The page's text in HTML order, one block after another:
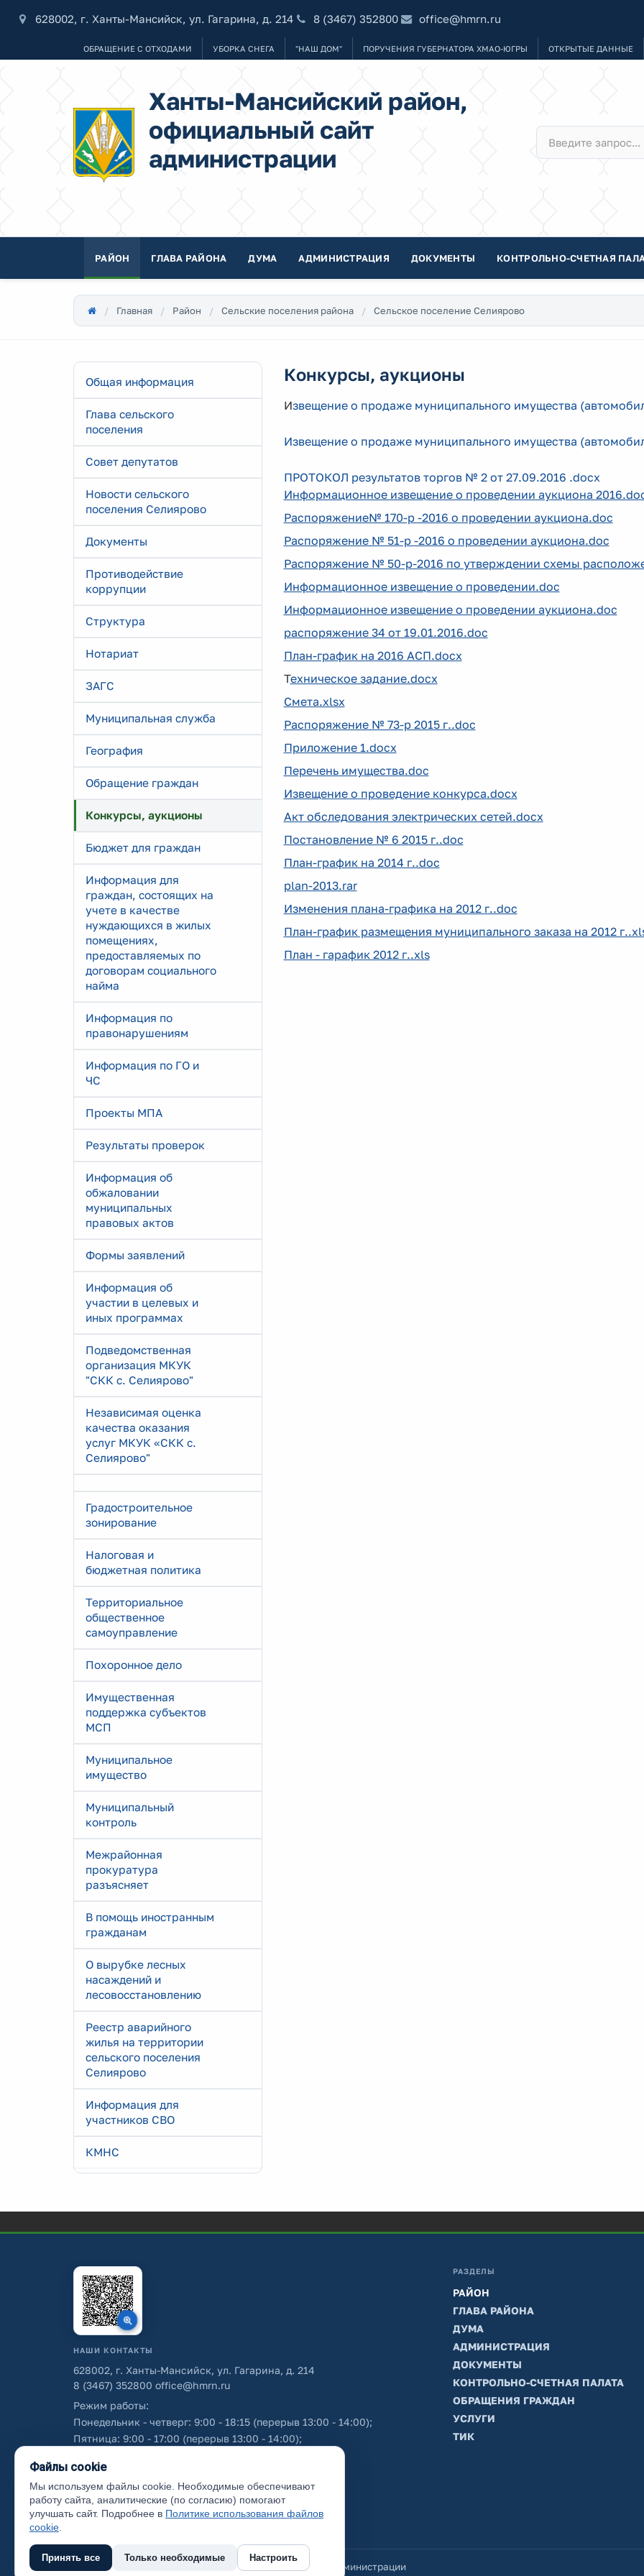
628002, г. Ханты-Мансийск, ул. Гагарина, д. 214 8 (3467) 352800 office@hmrn.ru
ОБРАЩЕНИЕ С ОТХОДАМИ УБОРКА СНЕГА "НАШ ДОМ" ПОРУЧЕНИЯ ГУБЕРНАТОРА ХМАО-ЮГРЫ ОТКРЫТЫЕ ДАННЫЕ
Ханты-Мансийский район,
официальный сайт
администрации
РАЙОН ГЛАВА РАЙОНА ДУМА АДМИНИСТРАЦИЯ ДОКУМЕНТЫ КОНТРОЛЬНО-СЧЕТНАЯ
Главная Район Сельские поселения района Сельское поселение Селиярово
Общая информация
Глава сельского
поселения
Совет депутатов
Новости сельского
поселения Селиярово
Документы
Противодействие
коррупции
Структура
Нотариат
ЗАГС
Муниципальная служба
География
Обращение граждан
Конкурсы, аукционы
Бюджет для граждан
Информация для
граждан, состоящих на
учете в качестве
нуждающихся в жилых
помещениях,
предоставляемых по
договорам социального
найма
Информация по
правонарушениям
Информация по ГО и
ЧС
Проекты МПА
Результаты проверок
Информация об
обжаловании
муниципальных
правовых актов
Формы заявлений
Информация об
участии в целевых и
иных программах
Подведомственная
организация МКУК
"СКК с. Селиярово"
Независимая оценка
качества оказания
услуг МКУК «СКК с.
Селиярово"
Градостроительное
зонирование
Налоговая и
бюджетная политика
Территориальное
общественное
самоуправление
Похоронное дело
Имущественная
поддержка субъектов
МСП
Муниципальное
имущество
Муниципальный
контроль
Межрайонная
прокуратура
разъясняет
В помощь иностранным
гражданам
О вырубке лесных
насаждений и
лесовосстановлению
Реестр аварийного
жилья на территории
сельского поселения
Селиярово
Информация для
участников СВО
КМНС
Конкурсы, аукционы
Извещение о продаже муниципального имущества
Извещение о продаже муниципального имущества
ПРОТОКОЛ результатов торгов № 2 от 27.09.2016 .docx
Информационное извещение о проведении аукциона
Распоряжение№ 170-р -2016 о проведении аукциона.doc
Распоряжение № 51-р -2016 о проведении аукциона.doc
Распоряжение № 50-р-2016 по утверждении схемы
Информационное извещение о проведении.doc
Информационное извещение о проведении аукциона.doc
распоряжение 34 от 19.01.2016.doc
План-график на 2016 АСП.docx
Техническое задание.docx
Смета.xlsx
Распоряжение № 73-р 2015 г..doc
Приложение 1.docx
Перечень имущества.doc
Извещение о проведение конкурса.docx
Акт обследования электрических сетей.docx
Постановление № 6 2015 г..doc
План-график на 2014 г..doc
plan-2013.rar
Изменения плана-графика на 2012 г..doc
План-график размещения муниципального заказа на 2012
План - гарафик 2012 г..xls
НАШИ КОНТАКТЫ
628002, г. Ханты-Мансийск, ул. Гагарина, д. 214
8 (3467) 352800 office@hmrn.ru
Режим работы:
Понедельник - четверг: 9:00 - 18:15 (перерыв 13:00 - 14:00);
Пятница: 9:00 - 17:00 (перерыв 13:00 - 14:00);
Об использовании персональных данных
РАЗДЕЛЫ
РАЙОН
ГЛАВА РАЙОНА
ДУМА
АДМИНИСТРАЦИЯ
ДОКУМЕНТЫ
КОНТРОЛЬНО-СЧЕТНАЯ ПАЛАТА
ОБРАЩЕНИЯ ГРАЖДАН
УСЛУГИ
ТИК
(с) 2017 Ханты-Мансийский район, официальный сайт администрации
Файлы cookie
Мы используем файлы cookie. Необходимые обеспечивают
работу сайта, аналитические (по согласию) помогают
улучшать сайт. Подробнее в Политике использования файлов
cookie
Принять все Только необходимые Настроить